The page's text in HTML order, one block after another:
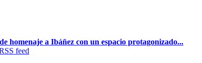
homenaje a Ibáñez con un espacio protagonizado...